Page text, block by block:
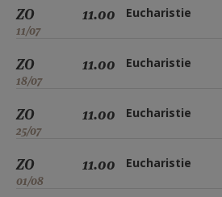
ZO
11/07
11.00 Eucharistie
ZO
18/07
11.00 Eucharistie
ZO
25/07
11.00 Eucharistie
ZO
01/08
11.00 Eucharistie